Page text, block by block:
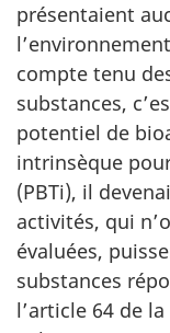
présentaient
compte tenu
substances,
potentiel de
intrinsèque
(PBTi), il
activités, qui
évaluées,
substances
l’article 64 de